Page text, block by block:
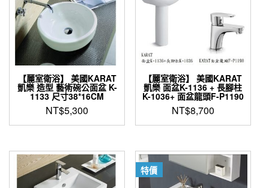
【麗室衛浴】 美國KARAT
凱樂 造型 藝術碗公面盆 K-
1133 尺寸38*16CM
NT$5,300
【麗室衛浴】 美國KARAT
凱樂 面盆K-1136 + 長腳柱
K-1036+ 面盆龍頭F-P1190
NT$8,700
特價